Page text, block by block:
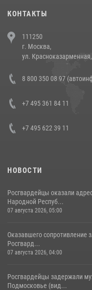
напавших на бригаду скорой
14 июля 2026, 12:20
В Росгвардии прошла
боевого опыта
КОНТАКТЫ
111250
г. Москва,
ул.
8 800 350 08 97
+7 495 361 84 11
+7 495 622 39 11
НОВОСТИ
Росгвардейцы оказали
Народной Респуб...
07 августа 2026, 05:00
Оказавшего сопротивление
Росгвард...
07 августа 2026, 04:00
Росгвардейцы задержали
Подмосковье (вид...